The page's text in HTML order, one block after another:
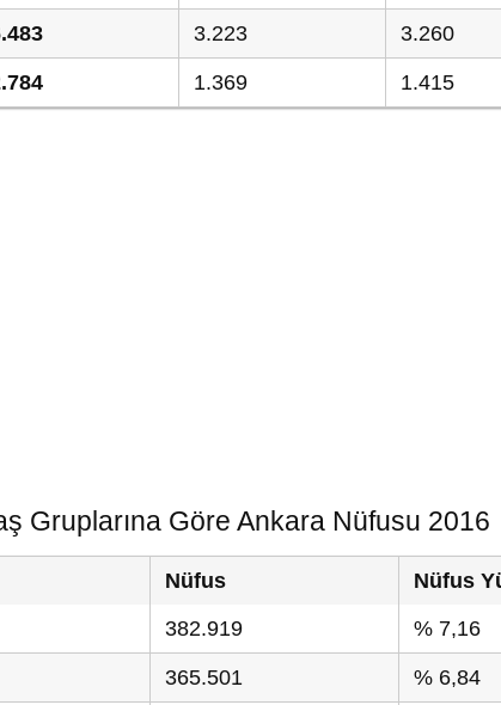
3.223 3.260
1.369 1.415
Gruplarına Göre Ankara Nüfusu 2016
Nüfus
Nüfus
382.919 % 7,16
365.501 % 6,84